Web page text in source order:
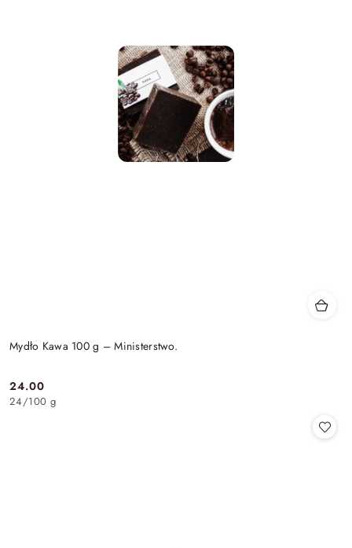
Mydło Kawa 100 g – Ministerstwo.
Cena:
24.00
24/100 g